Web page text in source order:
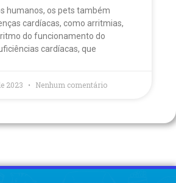
humanos, os pets também
cardíacas, como arritmias,
do funcionamento do
cardíacas, que
2023 Nenhum comentário